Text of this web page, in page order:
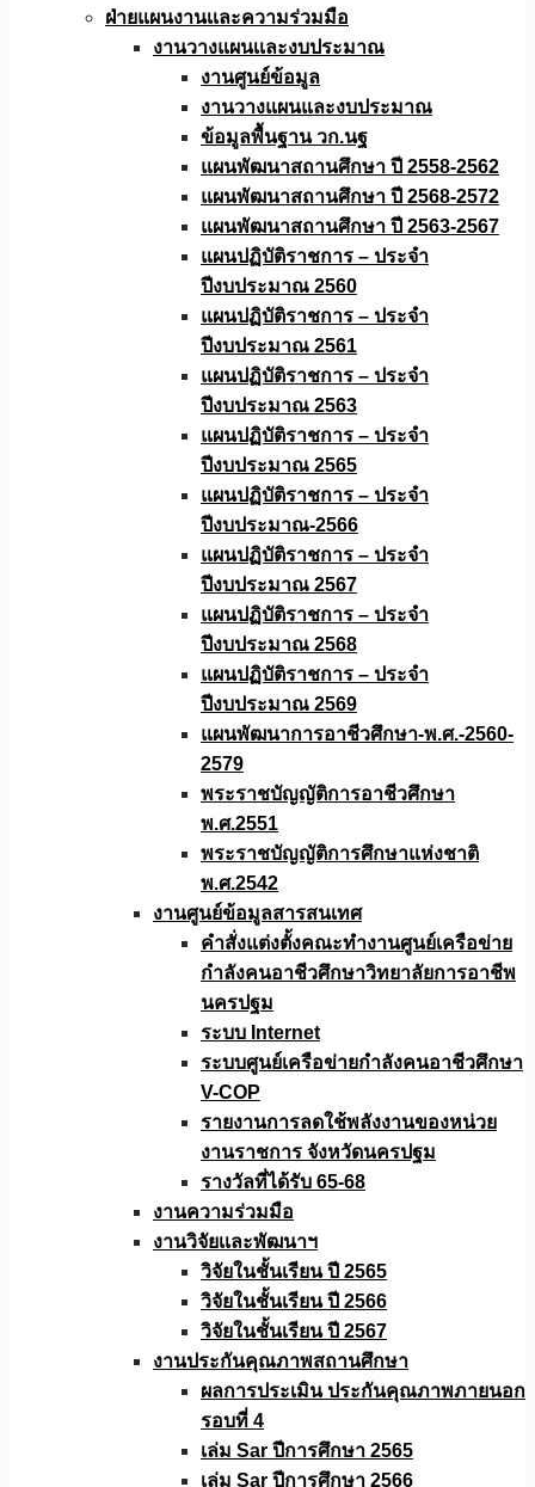
ฝ่ายแผนงานเเละความร่วมมือ
งานวางแผนเเละงบประมาณ
งานศูนย์ข้อมูล
งานวางแผนและงบประมาณ
ข้อมูลพื้นฐาน วก.นฐ
แผนพัฒนาสถานศึกษา ปี 2558-2562
แผนพัฒนาสถานศึกษา ปี 2568-2572
แผนพัฒนาสถานศึกษา ปี 2563-2567
แผนปฏิบัติราชการ – ประจำ
ปีงบประมาณ 2560
แผนปฏิบัติราชการ – ประจำ
ปีงบประมาณ 2561
แผนปฏิบัติราชการ – ประจำ
ปีงบประมาณ 2563
แผนปฏิบัติราชการ – ประจำ
ปีงบประมาณ 2565
แผนปฏิบัติราชการ – ประจำ
ปีงบประมาณ-2566
แผนปฏิบัติราชการ – ประจำ
ปีงบประมาณ 2567
แผนปฏิบัติราชการ – ประจำ
ปีงบประมาณ 2568
แผนปฏิบัติราชการ – ประจำ
ปีงบประมาณ 2569
แผนพัฒนาการอาชีวศึกษา-พ.ศ.-2560-
2579
พระราชบัญญัติการอาชีวศึกษา
พ.ศ.2551
พระราชบัญญัติการศึกษาแห่งชาติ
พ.ศ.2542
งานศูนย์ข้อมูลสารสนเทศ
คำสั่งแต่งตั้งคณะทำงานศูนย์เครือข่าย
กำลังคนอาชีวศึกษาวิทยาลัยการอาชีพ
นครปฐม
ระบบ Internet
ระบบศูนย์เครือข่ายกำลังคนอาชีวศึกษา
V-COP
รายงานการลดใช้พลังงานของหน่วย
งานราชการ จังหวัดนครปฐม
รางวัลที่ได้รับ 65-68
งานความร่วมมือ
งานวิจัยเเละพัฒนาฯ
วิจัยในชั้นเรียน ปี 2565
วิจัยในชั้นเรียน ปี 2566
วิจัยในชั้นเรียน ปี 2567
งานประกันคุณภาพสถานศึกษา
ผลการประเมิน ประกันคุณภาพภายนอก
รอบที่ 4
เล่ม Sar ปีการศึกษา 2565
เล่ม Sar ปีการศึกษา 2566